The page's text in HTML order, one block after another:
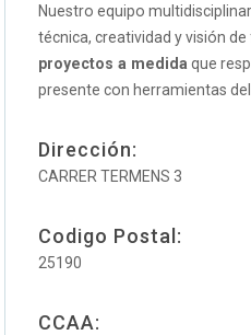
Nuestro equipo
técnica, creatividad y visión
proyectos a medida que
presente con herramientas del
Dirección:
CARRER TERMENS 3
Codigo Postal:
25190
CCAA: